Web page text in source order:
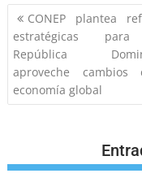
CONEP plantea
estratégicas
República
aproveche
economía global